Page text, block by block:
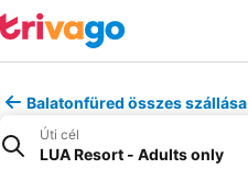
Balatonfüred összes szállása
Úti cél
LUA Resort - Adults only